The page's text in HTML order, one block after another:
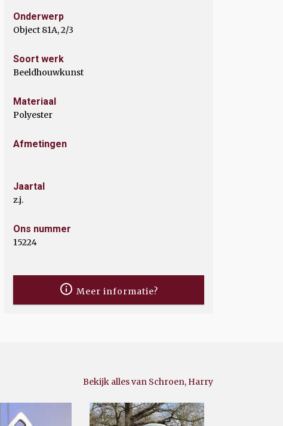
Onderwerp
Object 81A, 2/3
Soort werk
Beeldhouwkunst
Materiaal
Polyester
Afmetingen
Jaartal
z.j.
Ons nummer
15224
Meer informatie?
Bekijk alles van Schroen, Harry